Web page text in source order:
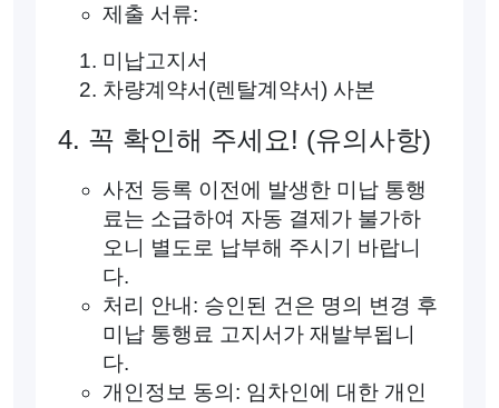
제출 서류:
미납고지서
차량계약서(렌탈계약서) 사본
4. 꼭 확인해 주세요! (유의사항)
사전 등록 이전에 발생한 미납 통행
료는 소급하여 자동 결제가 불가하
오니 별도로 납부해 주시기 바랍니
다.
처리 안내: 승인된 건은 명의 변경 후
미납 통행료 고지서가 재발부됩니
다.
개인정보 동의: 임차인에 대한 개인